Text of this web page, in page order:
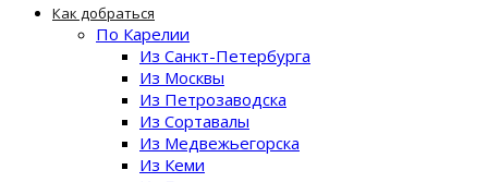
Как добраться
По Карелии
Из Санкт-Петербурга
Из Москвы
Из Петрозаводска
Из Сортавалы
Из Медвежьегорска
Из Кеми